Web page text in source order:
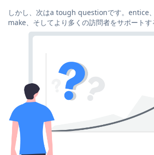
しかし、次はa tough questionです。entice
make、そしてより多くの訪問者をサポートす